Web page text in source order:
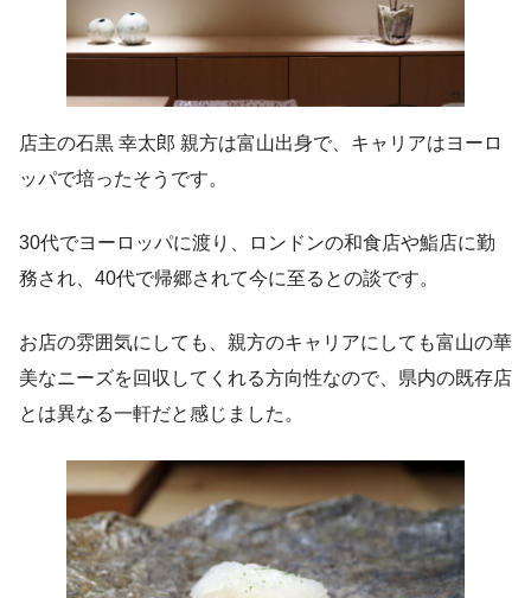
店主の石黒 幸太郎 親方は富山出身で、キャリアはヨーロ
ッパで培ったそうです。
30代でヨーロッパに渡り、ロンドンの和食店や鮨店に勤
務され、40代で帰郷されて今に至るとの談です。
お店の雰囲気にしても、親方のキャリアにしても富山の華
美なニーズを回収してくれる方向性なので、県内の既存店
とは異なる一軒だと感じました。